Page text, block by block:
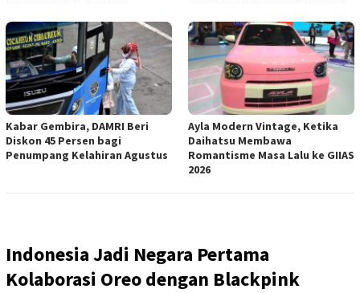
Kabar Gembira, DAMRI Beri
Diskon 45 Persen bagi
Penumpang Kelahiran Agustus
Ayla Modern Vintage, Ketika
Daihatsu Membawa
Romantisme Masa Lalu ke GIIAS
2026
Indonesia Jadi Negara Pertama
Kolaborasi Oreo dengan Blackpink